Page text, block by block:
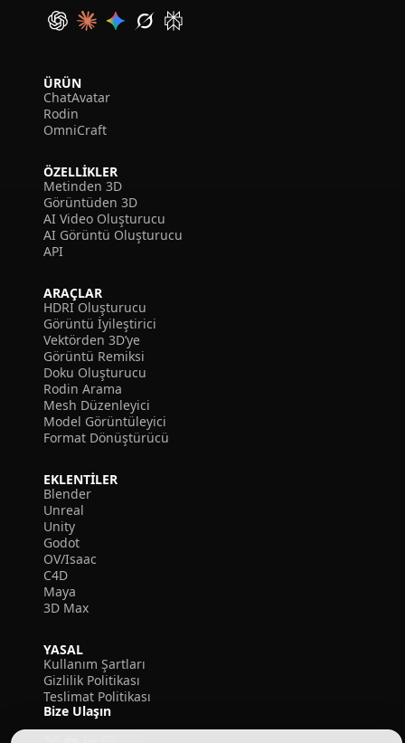
ÜRÜN
ChatAvatar
Rodin
OmniCraft
ÖZELLIKLER
Metinden 3D
Görüntüden 3D
AI Video Oluşturucu
AI Görüntü Oluşturucu
API
ARAÇLAR
HDRI Oluşturucu
Görüntü İyileştirici
Vektörden 3D’ye
Görüntü Remiksi
Doku Oluşturucu
Rodin Arama
Mesh Düzenleyici
Model Görüntüleyici
Format Dönüştürücü
EKLENTILER
Blender
Unreal
Unity
Godot
OV/Isaac
C4D
Maya
3D Max
YASAL
Kullanım Şartları
Gizlilik Politikası
Teslimat Politikası
Bize Ulaşın